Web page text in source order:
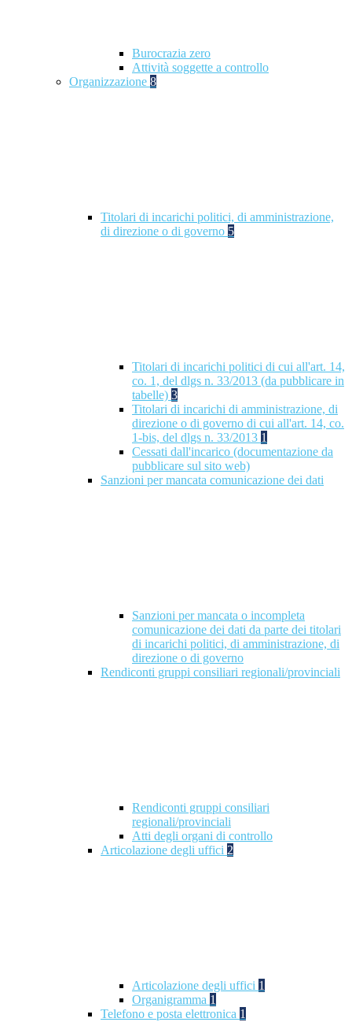
Burocrazia zero
Attività soggette a controllo
Organizzazione 8
Titolari di incarichi politici, di amministrazione,
di direzione o di governo 5
Titolari di incarichi politici di cui all'art. 14,
co. 1, del dlgs n. 33/2013 (da pubblicare in
tabelle) 3
Titolari di incarichi di amministrazione, di
direzione o di governo di cui all'art. 14, co.
1-bis, del dlgs n. 33/2013 1
Cessati dall'incarico (documentazione da
pubblicare sul sito web)
Sanzioni per mancata comunicazione dei dati
Sanzioni per mancata o incompleta
comunicazione dei dati da parte dei titolari
di incarichi politici, di amministrazione, di
direzione o di governo
Rendiconti gruppi consiliari regionali/provinciali
Rendiconti gruppi consiliari
regionali/provinciali
Atti degli organi di controllo
Articolazione degli uffici 2
Articolazione degli uffici 1
Organigramma 1
Telefono e posta elettronica 1